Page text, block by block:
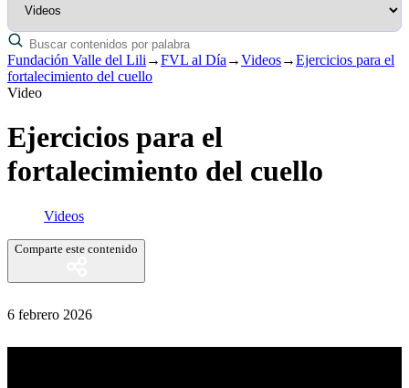
Fundación Valle del Lili →FVL al Día →Videos→Ejercicios para el
fortalecimiento del cuello
Video
Ejercicios para el
fortalecimiento del cuello
Videos
Comparte este contenido
6 febrero 2026